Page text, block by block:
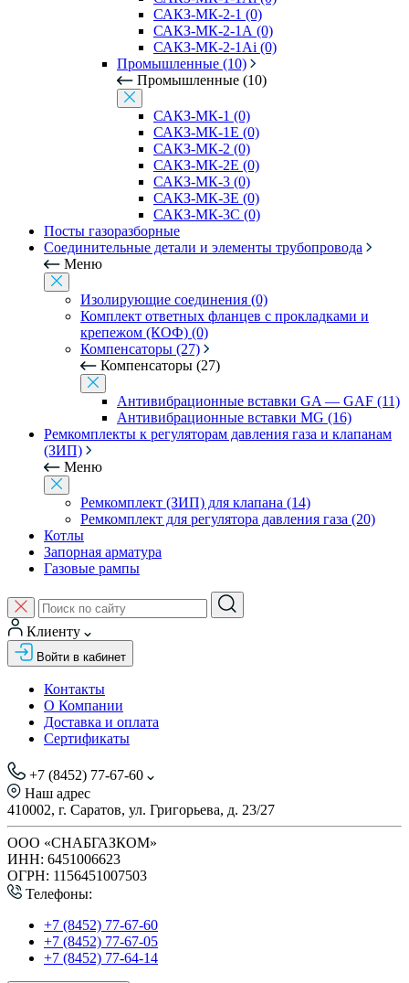
САКЗ-МК-2-1 (0)
САКЗ-МК-2-1А (0)
САКЗ-МК-2-1Аi (0)
Промышленные (10)
Промышленные (10)
САКЗ-МК-1 (0)
САКЗ-МК-1Е (0)
САКЗ-МК-2 (0)
САКЗ-МК-2Е (0)
САКЗ-МК-3 (0)
САКЗ-МК-3Е (0)
САКЗ-МК-3С (0)
Посты газоразборные
Соединительные детали и элементы трубопровода
Меню
Изолирующие соединения (0)
Комплект ответных фланцев с прокладками и
крепежом (КОФ) (0)
Компенсаторы (27)
Компенсаторы (27)
Антивибрационные вставки GA — GAF (11)
Антивибрационные вставки MG (16)
Ремкомплекты к регуляторам давления газа и клапанам
(ЗИП)
Меню
Ремкомплект (ЗИП) для клапана (14)
Ремкомплект для регулятора давления газа (20)
Котлы
Запорная арматура
Газовые рампы
Клиенту
Войти в кабинет
Контакты
О Компании
Доставка и оплата
Сертификаты
+7 (8452) 77-67-60
Наш адрес
410002, г. Саратов, ул. Григорьева, д. 23/27
ООО «СНАБГАЗКОМ»
ИНН: 6451006623
ОГРН: 1156451007503
Телефоны:
+7 (8452) 77-67-60
+7 (8452) 77-67-05
+7 (8452) 77-64-14